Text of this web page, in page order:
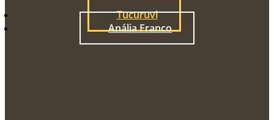
Tucuruvi
Anália Franco